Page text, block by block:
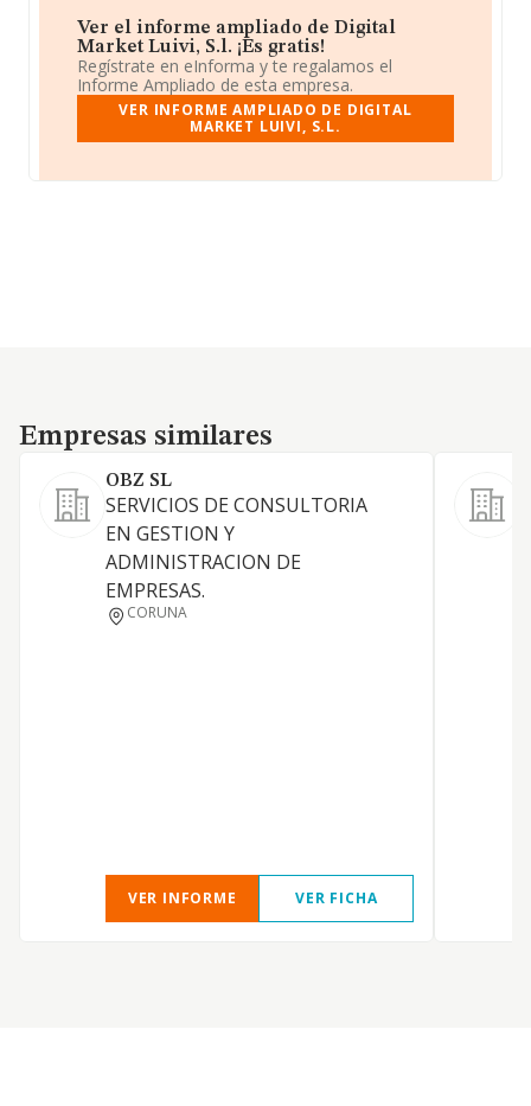
Ver el informe ampliado de Digital
Market Luivi, S.l. ¡Es gratis!
Regístrate en eInforma y te regalamos el
Informe Ampliado de esta empresa.
VER INFORME AMPLIADO DE DIGITAL
MARKET LUIVI, S.L.
Empresas similares
Empresas similares
OBZ SL
SERVICIOS DE CONSULTORIA
EN GESTION Y
ADMINISTRACION DE
EMPRESAS.
CORUNA
VER INFORME VER FICHA